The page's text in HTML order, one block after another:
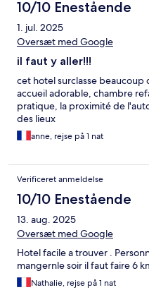
10/10 Enestående
1. jul. 2025
Oversæt med Google
il faut y aller!!!
cet hotel surclasse beaucoup
accueil adorable, chambre
pratique, la proximité de
des lieux
anne, rejse på 1 nat
Verificeret anmeldelse
10/10 Enestående
13. aug. 2025
Oversæt med Google
Hotel facile a trouver .
mangernle soir il faut faire 6
Nathalie, rejse på 1 nat